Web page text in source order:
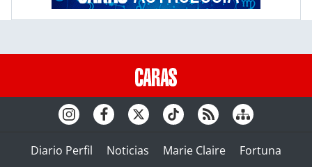
Diario Perfil Noticias Marie Claire
Fortuna